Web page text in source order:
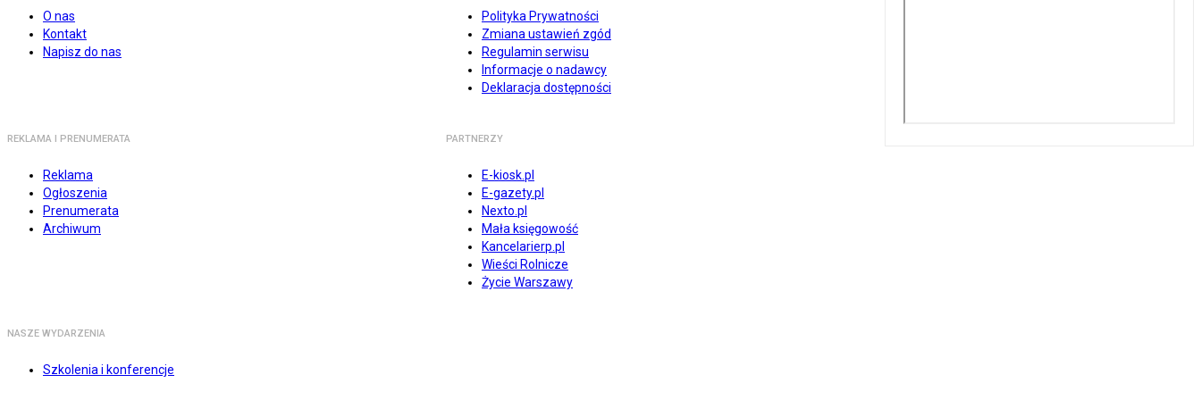
O nas
Kontakt
Napisz do nas
Polityka Prywatności
Zmiana ustawień zgód
Regulamin serwisu
Informacje o nadawcy
Deklaracja dostępności
REKLAMA I PRENUMERATA
Reklama
Ogłoszenia
Prenumerata
Archiwum
PARTNERZY
E-kiosk.pl
E-gazety.pl
Nexto.pl
Mała księgowość
Kancelarierp.pl
Wieści Rolnicze
Życie Warszawy
NASZE WYDARZENIA
Szkolenia i konferencje